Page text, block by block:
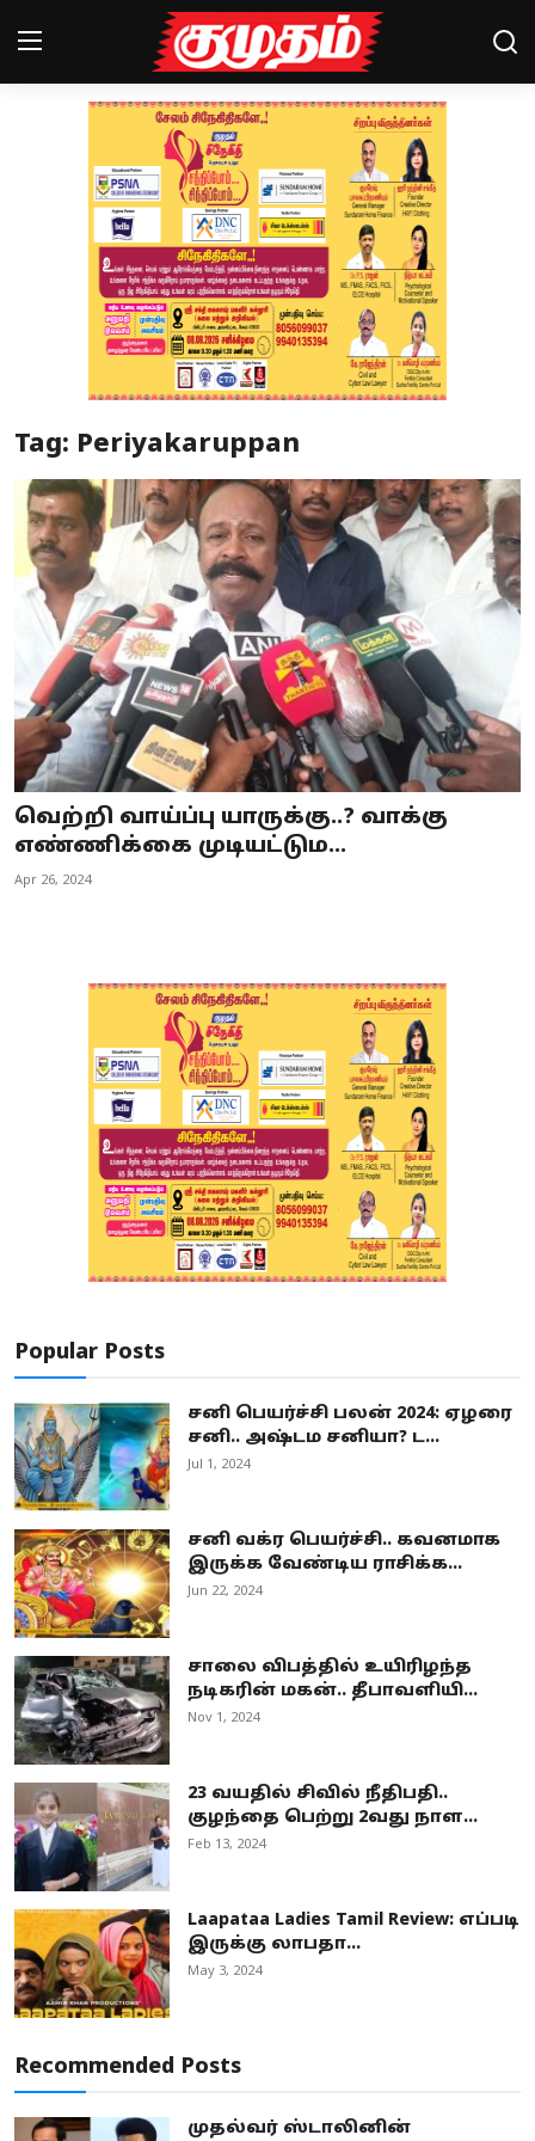
Magazines
Special Story
Business
Crime
Tamilnadu
National
World
Astrology
Spirituality
Tag: Periyakaruppan
வெற்றி வாய்ப்பு யாருக்கு..? வாக்கு
எண்ணிக்கை முடியட்டும...
Apr 26, 2024
Popular Posts
சனி பெயர்ச்சி பலன் 2024: ஏழரை
சனி.. அஷ்டம சனியா? ட...
Jul 1, 2024
சனி வக்ர பெயர்ச்சி.. கவனமாக
இருக்க வேண்டிய ராசிக்க...
Jun 22, 2024
சாலை விபத்தில் உயிரிழந்த
நடிகரின் மகன்.. தீபாவளியி...
Nov 1, 2024
23 வயதில் சிவில் நீதிபதி..
குழந்தை பெற்று 2வது நாள...
Feb 13, 2024
Laapataa Ladies Tamil Review: எப்படி
இருக்கு லாபதா...
May 3, 2024
Recommended Posts
முதல்வர் ஸ்டாலினின்